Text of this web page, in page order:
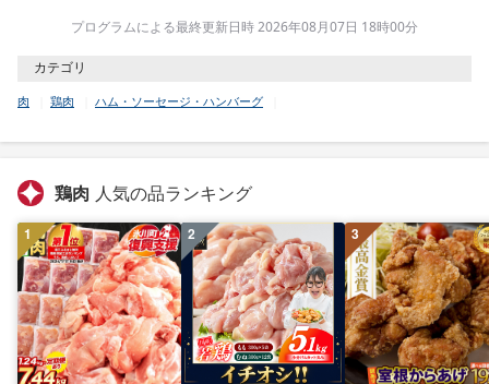
プログラムによる最終更新日時 2026年08月07日 18時00分
カテゴリ
肉 鶏肉 ハム・ソーセージ・ハンバーグ
鶏肉 人気の品ランキング
1 2 3